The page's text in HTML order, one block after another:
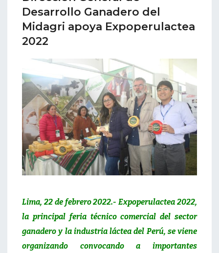
Desarrollo Ganadero del
Midagri apoya Expoperulactea
2022
Lima, 22 de febrero 2022.- Expoperulactea 2022,
la principal feria técnico comercial del sector
ganadero y la industria láctea del Perú, se viene
organizando convocando a importantes